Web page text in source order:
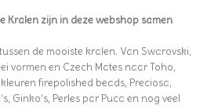
Kralen zijn in deze webshop samen
de mooiste kralen. Van Swarovski,
vormen en Czech Mates naar Toho,
firepolished beads, Preciosa,
Ginko’s, Perles par Puca en nog veel